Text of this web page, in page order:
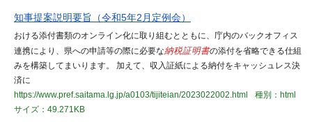
知事提案説明要旨（令和5年2月定例会）
おける添付書類のオンライン化に取り組むとともに、庁内のバックオフィス
連携により、県への申請等の際に必要な納税証明書の添付を省略できる仕組
みを構築してまいります。 加えて、収入証紙による納付をキャッシュレス決
済に
https://www.pref.saitama.lg.jp/a0103/tijiteian/2023022002.html
種別：html
サイズ：49.271KB